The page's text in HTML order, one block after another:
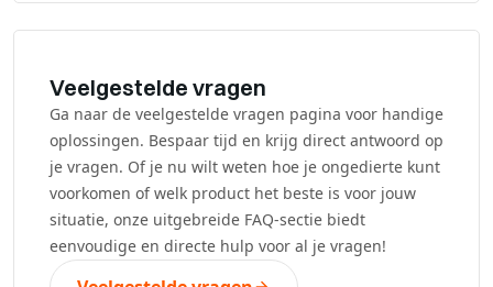
Veelgestelde vragen
Ga naar de veelgestelde vragen pagina voor handige
oplossingen. Bespaar tijd en krijg direct antwoord op
je vragen. Of je nu wilt weten hoe je ongedierte kunt
voorkomen of welk product het beste is voor jouw
situatie, onze uitgebreide FAQ-sectie biedt
eenvoudige en directe hulp voor al je vragen!